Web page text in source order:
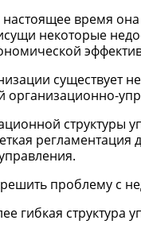
время
некоторые
существует
структуры
проблему с
гибкая